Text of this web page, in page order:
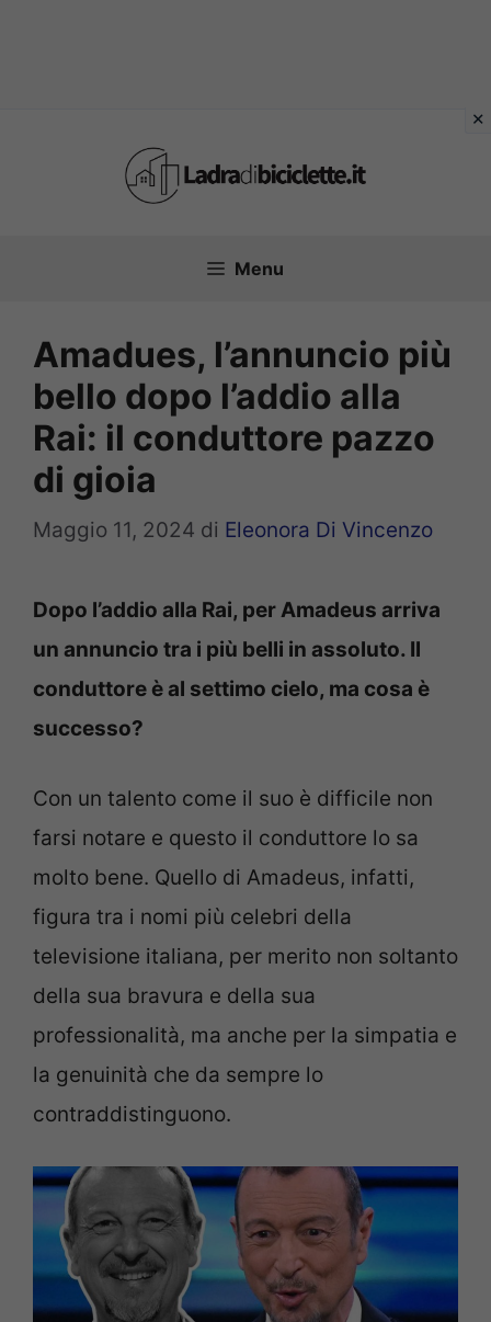
Menu
Amadues, l’annuncio più
bello dopo l’addio alla
Rai: il conduttore pazzo
di gioia
Maggio 11, 2024 di Eleonora Di Vincenzo
Dopo l’addio alla Rai, per Amadeus arriva
un annuncio tra i più belli in assoluto. Il
conduttore è al settimo cielo, ma cosa è
successo?
Con un talento come il suo è difficile non
farsi notare e questo il conduttore lo sa
molto bene. Quello di Amadeus, infatti,
figura tra i nomi più celebri della
televisione italiana, per merito non soltanto
della sua bravura e della sua
professionalità, ma anche per la simpatia e
la genuinità che da sempre lo
contraddistinguono.